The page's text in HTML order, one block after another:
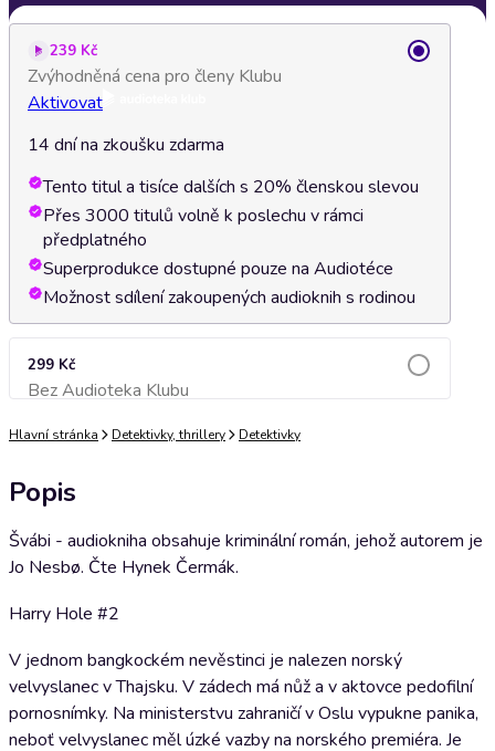
239 Kč
Zvýhodněná cena pro členy Klubu
Aktivovat
14 dní na zkoušku zdarma
Tento titul a tisíce dalších s 20% členskou slevou
Přes 3000 titulů volně k poslechu v rámci
předplatného
Superprodukce dostupné pouze na Audiotéce
Možnost sdílení zakoupených audioknih s rodinou
299 Kč
Bez Audioteka KlubuPřidat do košíku
Hlavní stránka Detektivky, thrillery Detektivky
Popis
Švábi - audiokniha obsahuje kriminální román, jehož autorem je
Jo Nesbø. Čte Hynek Čermák.
Harry Hole #2
V jednom bangkockém nevěstinci je nalezen norský
velvyslanec v Thajsku. V zádech má nůž a v aktovce pedofilní
pornosnímky. Na ministerstvu zahraničí v Oslu vypukne panika,
neboť velvyslanec měl úzké vazby na norského premiéra. Je